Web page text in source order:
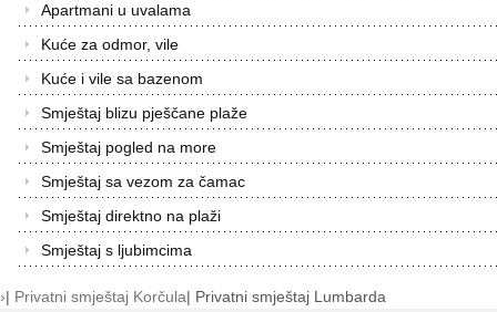
Apartmani u uvalama
Kuće za odmor, vile
Kuće i vile sa bazenom
Smještaj blizu pješčane plaže
Smještaj pogled na more
Smještaj sa vezom za čamac
Smještaj direktno na plaži
Smještaj s ljubimcima
›| Privatni smještaj Korčula| Privatni smještaj Lumbarda